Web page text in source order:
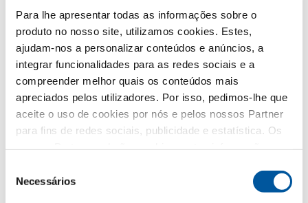
Para lhe apresentar todas as informações sobre o
produto no nosso site, utilizamos cookies. Estes,
ajudam-nos a personalizar conteúdos e anúncios, a
integrar funcionalidades para as redes sociais e a
compreender melhor quais os conteúdos mais
apreciados pelos utilizadores. Por isso, pedimos-lhe que
aceite o uso de cookies por nós e pelos nossos Partner
para fins de redes sociais, publicidade e estatística. Os
parte da sua utilização do website. Obrigado.
Necessários
descritos na presentepolítica de privacidades.
Qual é o tema que mais lhe interessa?
Janelas
Portas de entrada